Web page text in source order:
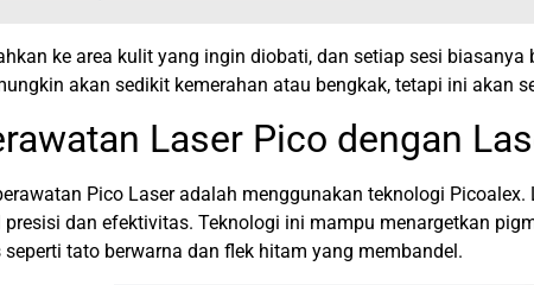
ke area kulit yang ingin diobati, dan setiap sesi
akan sedikit kemerahan atau bengkak, tetapi ini akan
Laser Pico dengan
Pico Laser adalah menggunakan teknologi
dan efektivitas. Teknologi ini mampu menargetkan
tato berwarna dan flek hitam yang membandel.